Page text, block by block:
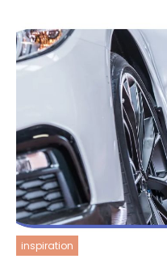
inspiration